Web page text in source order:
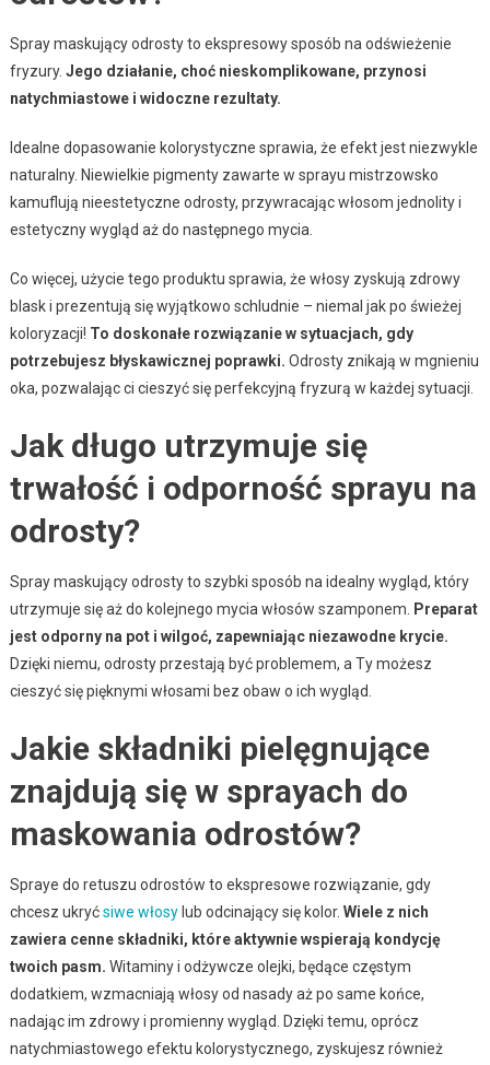
Spray maskujący odrosty to ekspresowy sposób na odświeżenie
fryzury. Jego działanie, choć nieskomplikowane, przynosi
natychmiastowe i widoczne rezultaty.
Idealne dopasowanie kolorystyczne sprawia, że efekt jest niezwykle
naturalny. Niewielkie pigmenty zawarte w sprayu mistrzowsko
kamuflują nieestetyczne odrosty, przywracając włosom jednolity i
estetyczny wygląd aż do następnego mycia.
Co więcej, użycie tego produktu sprawia, że włosy zyskują zdrowy
blask i prezentują się wyjątkowo schludnie – niemal jak po świeżej
koloryzacji! To doskonałe rozwiązanie w sytuacjach, gdy
potrzebujesz błyskawicznej poprawki. Odrosty znikają w mgnieniu
oka, pozwalając ci cieszyć się perfekcyjną fryzurą w każdej sytuacji.
Jak długo utrzymuje się
trwałość i odporność sprayu na
odrosty?
Spray maskujący odrosty to szybki sposób na idealny wygląd, który
utrzymuje się aż do kolejnego mycia włosów szamponem.
Preparat
jest odporny na pot i wilgoć, zapewniając niezawodne krycie.
Dzięki niemu, odrosty przestają być problemem, a Ty możesz
cieszyć się pięknymi włosami bez obaw o ich wygląd.
Jakie składniki pielęgnujące
znajdują się w sprayach do
maskowania odrostów?
Spraye do retuszu odrostów to ekspresowe rozwiązanie, gdy
chcesz ukryćsiwe włosylub odcinający się kolor. Wiele z nich
zawiera cenne składniki, które aktywnie wspierają kondycję
twoich pasm. Witaminy i odżywcze olejki, będące częstym
dodatkiem, wzmacniają włosy od nasady aż po same końce,
nadając im zdrowy i promienny wygląd. Dzięki temu, oprócz
natychmiastowego efektu kolorystycznego, zyskujesz również